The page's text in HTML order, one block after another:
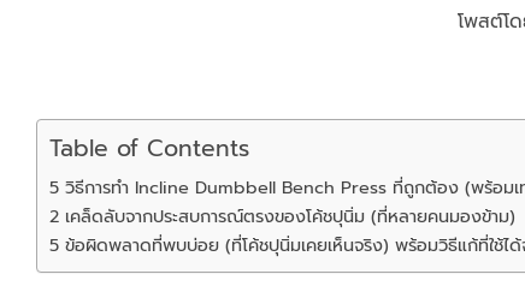
โพสต์โ
Table of Contents
5 วิธีการทำ Incline Dumbbell Bench Press ที่ถูกต้อง (พร้อมเ
2 เคล็ดลับจากประสบการณ์ตรงของโค้ชปุนิ่ม (ที่หลายคนมองข้าม)
5 ข้อผิดพลาดที่พบบ่อย (ที่โค้ชปุนิ่มเคยเห็นจริง) พร้อมวิธีแก้ที่ใช้ไ